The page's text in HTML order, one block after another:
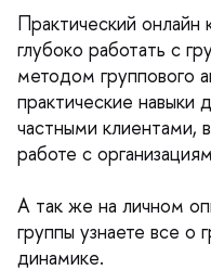
Практический онлайн
лубоко работать с
методом группового
практические навыки
частными клиентами,
работе с
А так же на личном
руппы узнаете все о
динамике.